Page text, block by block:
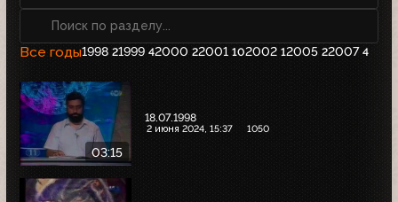
Все годы1998 21999 42000 22001 102002 12005 22007 4
03:15
18.07.1998
2 июня 2024, 15:37 1050